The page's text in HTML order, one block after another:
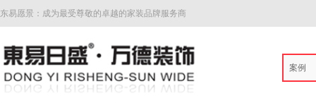
东易愿景：成为最受尊敬的卓越的家装品牌服务商
案例